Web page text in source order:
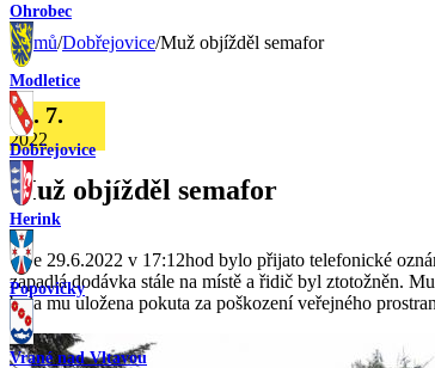
Ohrobec
Modletice
Dobřejovice
Herink
Popovičky
Vrané nad Vltavou
Domů/Dobřejovice/Muž objížděl semafor
16. 7.
2022
Muž objížděl semafor
Dne 29.6.2022 v 17:12hod bylo přijato telefonické
zapadlá dodávka stále na místě a řidič byl ztotožněn.
byla mu uložena pokuta za poškození veřejného